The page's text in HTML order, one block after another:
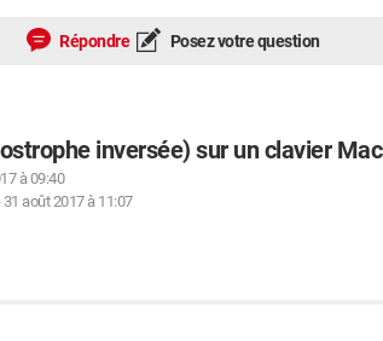
Répondre Posez votre question
inversée) sur un clavier Mac
à 09:40
31 août 2017 à 11:07